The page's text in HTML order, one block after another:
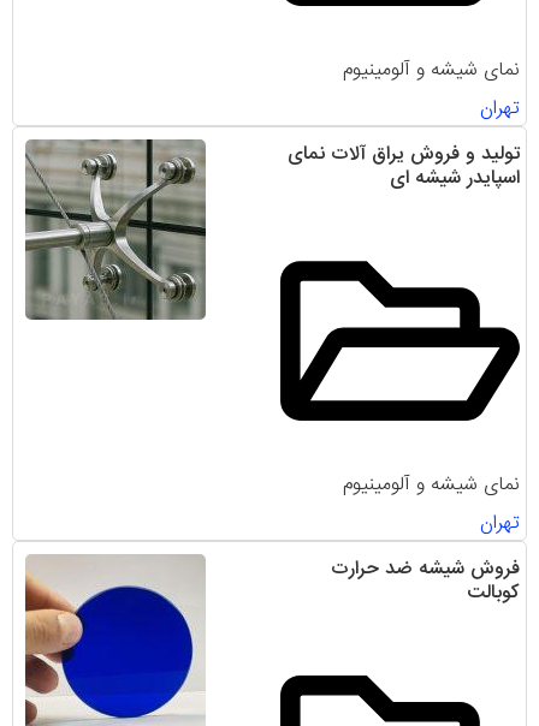
نمای شیشه و آلومینیوم
تهران
تولید و فروش یراق آلات نمای
اسپایدر شیشه ای
نمای شیشه و آلومینیوم
تهران
فروش شیشه ضد حرارت
کوبالت